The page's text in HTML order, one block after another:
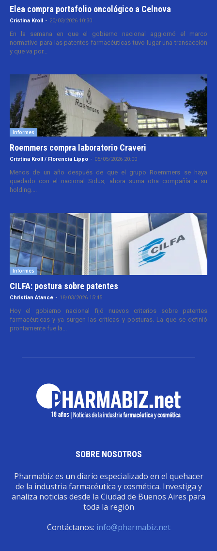
Elea compra portafolio oncológico a Celnova
Cristina Kroll - 20/03/2026 10:30
En la semana en que el gobierno nacional aggiornó el marco
normativo para las patentes farmacéuticas tuvo lugar una transacción
y que va por...
Informes
Roemmers compra laboratorio Craveri
Cristina Kroll / Florencia Lippo - 05/05/2026 20:00
Menos de un año después de que el grupo Roemmers se haya
quedado con el nacional Sidus, ahora suma otra compañía a su
holding....
Informes
CILFA: postura sobre patentes
Christian Atance - 18/03/2026 15:45
Hoy el gobierno nacional fijó nuevos criterios sobre patentes
farmacéuticas y ya surgen las críticas y posturas. La que se definió
prontamente fue la...
SOBRE NOSOTROS
Pharmabiz es un diario especializado en el quehacer
de la industria farmacéutica y cosmética. Investiga y
analiza noticias desde la Ciudad de Buenos Aires para
toda la región
Contáctanos: info@pharmabiz.net